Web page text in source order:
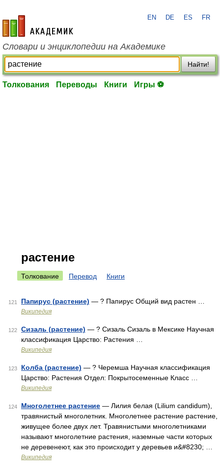
academic.ru
EN DE ES FR
Словари и энциклопедии на Академике
Найти!
Толкования Переводы Книги Игры ⚽
растение
Толкование Перевод Книги
121 Папирус (растение) — ? Папирус Общий вид растен …
Википедия
122 Сизаль (растение) — ? Сизаль Сизаль в Мексике Научная
классификация Царство: Растения …
Википедия
123 Колба (растение) — ? Черемша Научная классификация
Царство: Растения Отдел: Покрытосеменные Класс …
Википедия
124 Многолетнее растение — Лилия белая (Lilium candidum),
травянистый многолетник. Многолетнее растение растение,
живущее более двух лет. Травянистыми многолетниками
называют многолетние растения, наземные части которых
не деревенеют, как это происходит у деревьев и&#8230; …
Википедия